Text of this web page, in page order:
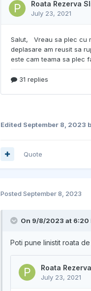
Edited September 8, 2023
Quote
Posted September 8, 2023
On 9/8/2023 at 6:20
Poti pune linistit roata